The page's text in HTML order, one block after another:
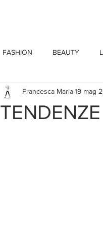
FASHION BEAUTY
Francesca Maria19 mag